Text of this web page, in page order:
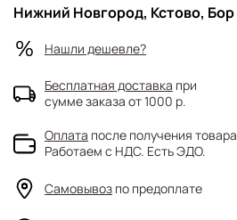
Нижний Новгород, Кстово, Бор
Нашли дешевле?
Бесплатная доставка при
сумме заказа от 1000 р.
Оплата после получения товара
Работаем с НДС. Есть ЭДО.
Самовывоз по предоплате